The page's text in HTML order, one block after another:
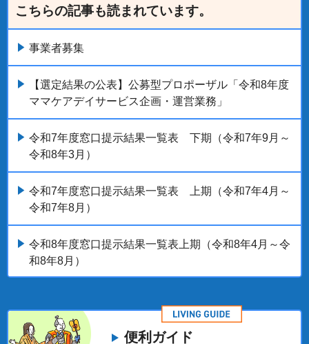
こちらの記事も読まれています。
事業者募集
【選定結果の公表】公募型プロポーザル「令和8年度
ママケアデイサービス企画・運営業務」
令和7年度窓口提示結果一覧表 下期（令和7年9月～
令和8年3月）
令和7年度窓口提示結果一覧表 上期（令和7年4月～
令和7年8月）
令和8年度窓口提示結果一覧表上期（令和8年4月～令
和8年8月）
便利ガイド